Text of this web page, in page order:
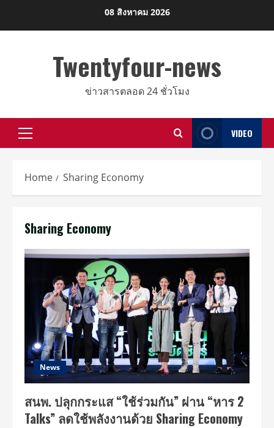
08 สิงหาคม 2026
Twentyfour-news
ข่าวสารตลอด 24 ชั่วโมง
Primary
VIDEO
Home Sharing Economy
Sharing Economy
News
สนพ. ปลุกกระแส “ใช้ร่วมกัน” ผ่าน “หาร 2
Talks” ลดใช้พลังงานด้วย Sharing Economy